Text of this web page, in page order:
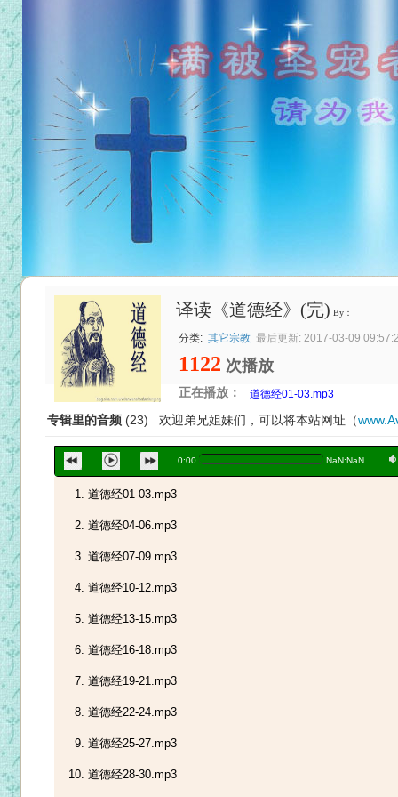
译读《道德经》(完) By：
分类: 其它宗教 最后更新: 2017-03-09
1122 次播放
正在播放：
专辑里的音频 (23) 欢迎弟兄姐妹们，可以将本站网址（
0:00 NaN:NaN a
道德经01-03.mp3
道德经01-03.mp3
道德经04-06.mp3
道德经07-09.mp3
道德经10-12.mp3
道德经13-15.mp3
道德经16-18.mp3
道德经19-21.mp3
道德经22-24.mp3
道德经25-27.mp3
道德经28-30.mp3